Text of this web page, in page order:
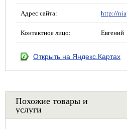
Адрес сайта: http://
Контактное лицо: Евгений
Открыть на Яндекс.Картах
Похожие товары и
услуги